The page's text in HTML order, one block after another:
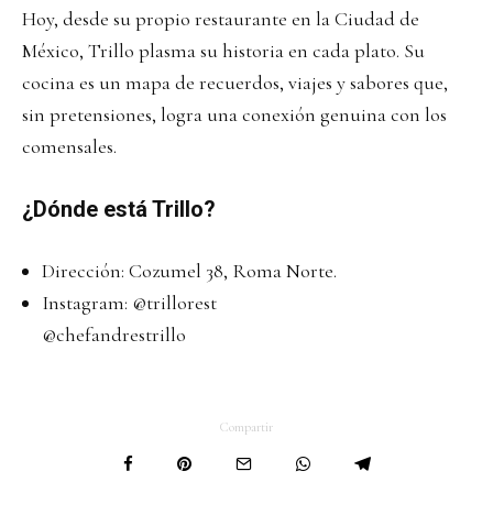
Hoy, desde su propio restaurante en la Ciudad de
México, Trillo plasma su historia en cada plato. Su
cocina es un mapa de recuerdos, viajes y sabores que,
sin pretensiones, logra una conexión genuina con los
comensales.
¿Dónde está Trillo?
Dirección: Cozumel 38, Roma Norte.
Instagram: @trillorest
@chefandrestrillo
Compartir